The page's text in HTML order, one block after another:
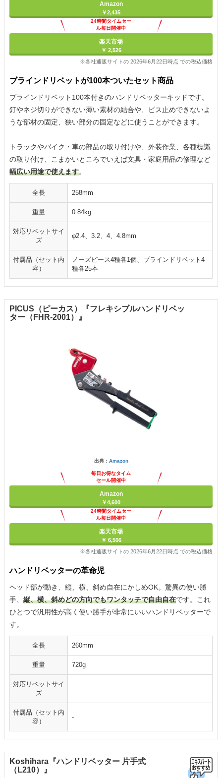
Amazon
￥2,435
24時間タイムセー
ル毎日開催中
楽天市場
￥ 2,526
※各社通販サイトの 2026年6月22日時点 での税込価格
ブラインドリベットが100本ついたセット商品
ブラインドリベット100本付きのハンドリベッターキッドです。
釘やネジ切りができない薄い素材の結合や、ビス止めできないよ
うな部材の固定、狭い部分の固定などに使うことができます。
トラックやバイク・車の部品の取り付けや、外装作業、各種標識
の取り付け、こまかいところでいえば文具・家庭用品の修理など
幅広い用途で使えます。
全長 258mm
重量 0.84kg
対応リベットサイ
ズ
φ2.4、3.2、4、4.8mm
付属品（セット内
容）
ノーズピース4種各1個、ブラインドリベット4
種各25本
PICUS（ピーカス）『フレキシブルハンドリベッ
ター（FHR-2001）』
出典： Amazon
毎日お得なタイム
セール開催中
Amazon
￥4,600
24時間タイムセー
ル毎日開催中
楽天市場
￥ 6,506
※各社通販サイトの 2026年6月22日時点 での税込価格
ハンドリベッターの革命児
ヘッド部が動き、縦、横、斜め自在にかしめOK。驚異の使い勝
手、 縦、横、斜めどの方向でもワンタッチで自由自在です。これ
ひとつで汎用性が高く使い勝手が非常にいいハンドリベッターで
す。
全長 260mm
重量 720g
対応リベットサイ
ズ
-
付属品（セット内
容）
-
Koshihara『ハンドリベッター 片手式
（L210）』